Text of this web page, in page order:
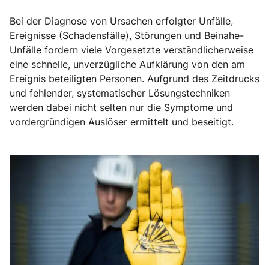
Bei der Diagnose von Ursachen erfolgter Unfälle,
Ereignisse (Schadensfälle), Störungen und Beinahe-
Unfälle fordern viele Vorgesetzte verständlicherweise
eine schnelle, unverzügliche Aufklärung von den am
Ereignis beteiligten Personen. Aufgrund des Zeitdrucks
und fehlender, systematischer Lösungstechniken
werden dabei nicht selten nur die Symptome und
vordergründigen Auslöser ermittelt und beseitigt.